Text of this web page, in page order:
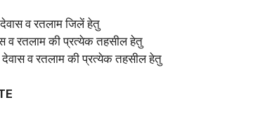
व रतलाम जिलें हेतु
व रतलाम की प्रत्‍येक तहसील हेतु
व रतलाम की प्रत्‍येक तहसील हेतु